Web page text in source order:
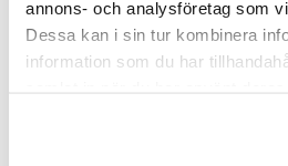
annons- och analysföretag som
Dessa kan i sin tur kombinera
information som du har
Goda kunskaper om
gällande regelverk och Good
(GMP).